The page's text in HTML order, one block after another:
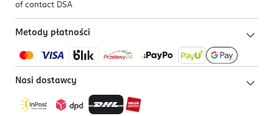
of contact DSA
Metody płatności
Nasi dostawcy